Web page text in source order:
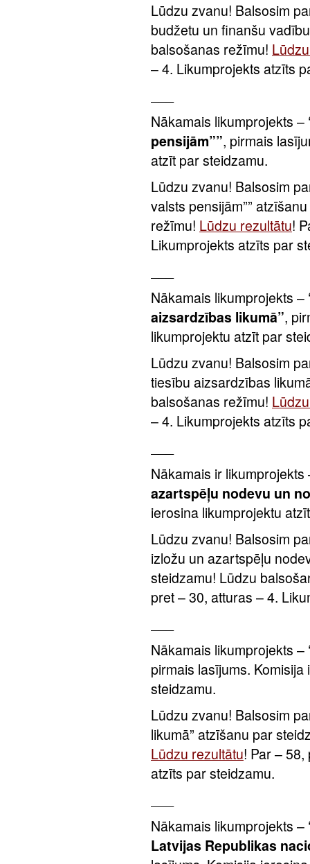
Lūdzu zvanu! Balsosim
budžetu un finanšu
balsošanas režīmu!
– 4. Likumprojekts atzīts
Nākamais likumprojekts –
pensijām””, pirmais
atzīt par steidzamu.
Lūdzu zvanu! Balsosim
valsts pensijām””
režīmu! Lūdzu rezultātu!
Likumprojekts atzīts par
Nākamais likumprojekts –
aizsardzības likumā”,
likumprojektu atzīt par
Lūdzu zvanu! Balsosim
tiesību aizsardzības
balsošanas režīmu!
– 4. Likumprojekts atzīts
Nākamais ir
azartspēļu nodevu un
ierosina likumprojektu
Lūdzu zvanu! Balsosim
izložu un azartspēļu
steidzamu! Lūdzu
pret – 30, atturas – 4.
Nākamais likumprojekts –
pirmais lasījums.
steidzamu.
Lūdzu zvanu! Balsosim
likumā” atzīšanu par
Lūdzu rezultātu! Par –
atzīts par steidzamu.
Nākamais likumprojekts –
Latvijas Republikas